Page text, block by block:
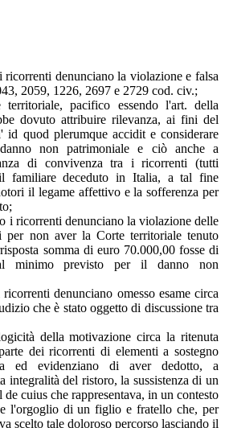
denunciano la violazione e falsa
2059, 1226, 2697 e 2729 cod. civ.;
pacifico essendo l'art. della
dovuto attribuire rilevanza, ai fini del
id quod plerumque accidit e considerare
non patrimoniale e ciò anche a
di convivenza tra i ricorrenti (tutti
familiare deceduto in Italia, a tal fine
il legame affettivo e la sofferenza per
i ricorrenti denunciano la violazione delle
non aver la Corte territoriale tenuto
somma di euro 70.000,00 fosse di
minimo previsto per il danno non
denunciano omesso esame circa
che è stato oggetto di discussione tra
della motivazione circa la ritenuta
dei ricorrenti di elementi a sostegno
ed evidenziano di aver dedotto, a
integralità del ristoro, la sussistenza di un
cuius che rappresentava, in un contesto
l'orgoglio di un figlio e fratello che, per
scelto tale doloroso percorso lasciando il